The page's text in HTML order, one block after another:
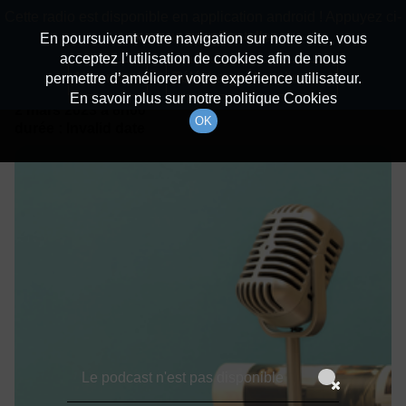
Détails De L'épisode
à 8h00
En poursuivant votre navigation sur notre site, vous
acceptez l’utilisation de cookies afin de nous
permettre d’améliorer votre expérience utilisateur.
En savoir plus sur notre politique Cookies
OK
dessous pour l'installer.
Non merci Télécharger l'application
Le podcast n'est pas disponible